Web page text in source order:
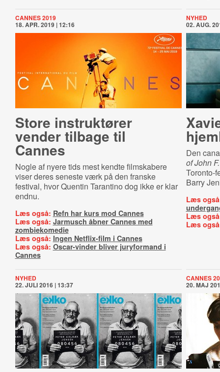
CANNES 2019
18. APR. 2019 | 12:16
Store instruktører
vender tilbage til
Cannes
Nogle af nyere tids mest kendte filmskabere
viser deres seneste værk på den franske
festival, hvor Quentin Tarantino dog ikke er klar
endnu.
Læs også: Refn har kurs mod Cannes
Læs også: Jarmusch åbner Cannes med
zombiekomedie
Læs også: Ingen Netflix-film i Cannes
Læs også: Oscar-vinder bliver juryformand i
Cannes
NYHED
02. AUG.
Den
of John
Toronto-
Barry
Læs
Læs
Læs
NYHED
22. JULI 2016 | 13:37
CANNES
20. MAJ